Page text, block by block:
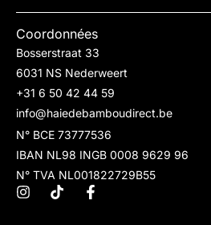
Coordonnées
Bosserstraat 33
6031 NS Nederweert
+31 6 50 42 44 59
info@haiedebamboudirect.be
N° BCE 73777536
IBAN NL98 INGB 0008 9629 96
N° TVA NL001822729B55